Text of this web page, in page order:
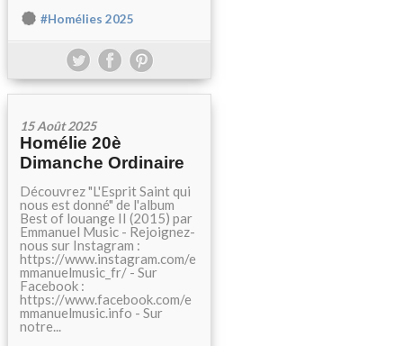
#Homélies 2025
15 Août 2025
Homélie 20è
Dimanche Ordinaire
Découvrez "L'Esprit Saint qui
nous est donné" de l'album
Best of louange II (2015) par
Emmanuel Music - Rejoignez-
nous sur Instagram :
https://www.instagram.com/e
mmanuelmusic_fr/ - Sur
Facebook :
https://www.facebook.com/e
mmanuelmusic.info - Sur
notre...